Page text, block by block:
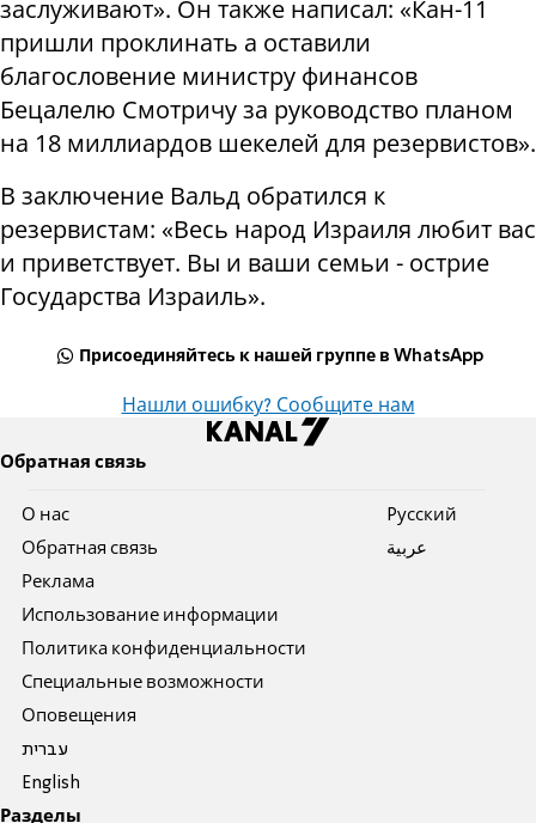
заслуживают». Он также написал: «Кан-11
пришли проклинать а оставили
благословение министру финансов
Бецалелю Смотричу за руководство планом
на 18 миллиардов шекелей для резервистов».
В заключение Вальд обратился к
резервистам: «Весь народ Израиля любит вас
и приветствует. Вы и ваши семьи - острие
Государства Израиль».
Присоединяйтесь к нашей группе в WhatsApp
Нашли ошибку? Сообщите нам
Обратная связь
О нас
Обратная связь
Реклама
Использование информации
Политика конфиденциальности
Специальные возможности
Оповещения
עברית
English
Pусский
عربية
Разделы